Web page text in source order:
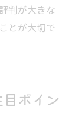
判が大きな
とが大切で
ポイン